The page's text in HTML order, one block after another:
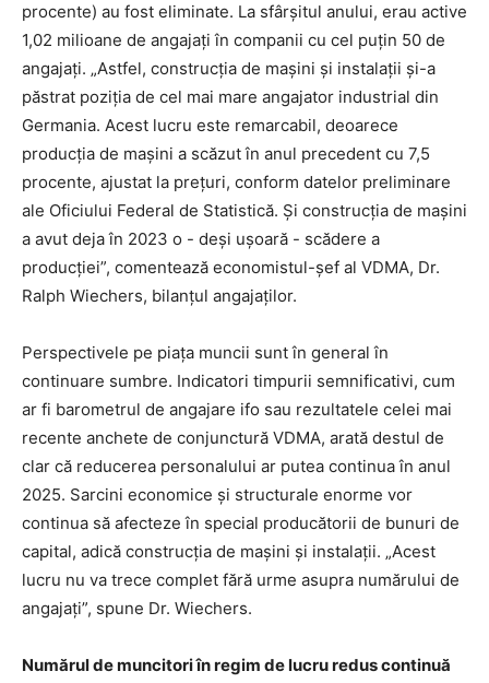
procente) au fost eliminate. La sfârșitul anului, erau active
1,02 milioane de angajați în companii cu cel puțin 50 de
angajați. „Astfel, construcția de mașini și instalații și-a
păstrat poziția de cel mai mare angajator industrial din
Germania. Acest lucru este remarcabil, deoarece
producția de mașini a scăzut în anul precedent cu 7,5
procente, ajustat la prețuri, conform datelor preliminare
ale Oficiului Federal de Statistică. Și construcția de mașini
a avut deja în 2023 o - deși ușoară - scădere a
producției”, comentează economistul-șef al VDMA, Dr.
Ralph Wiechers, bilanțul angajaților.
Perspectivele pe piața muncii sunt în general în
continuare sumbre. Indicatori timpurii semnificativi, cum
ar fi barometrul de angajare ifo sau rezultatele celei mai
recente anchete de conjunctură VDMA, arată destul de
clar că reducerea personalului ar putea continua în anul
2025. Sarcini economice și structurale enorme vor
continua să afecteze în special producătorii de bunuri de
capital, adică construcția de mașini și instalații. „Acest
lucru nu va trece complet fără urme asupra numărului de
angajați”, spune Dr. Wiechers.
Numărul de muncitori în regim de lucru redus continuă